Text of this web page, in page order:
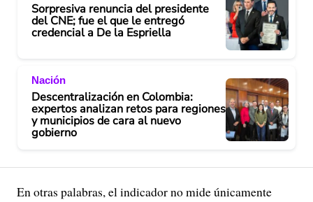
Sorpresiva renuncia del presidente
del CNE; fue el que le entregó
credencial a De la Espriella
Nación
Descentralización en Colombia:
expertos analizan retos para regiones
y municipios de cara al nuevo
gobierno
En otras palabras, el indicador no mide únicamente